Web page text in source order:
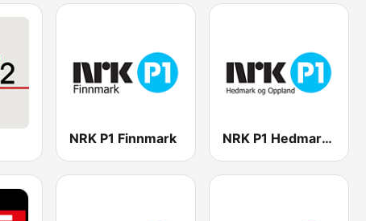
NRK P1 Finnmark NRK P1 Hedmark og Oppland